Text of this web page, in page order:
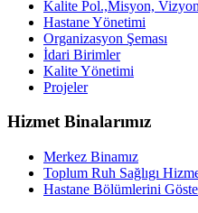
Kalite Pol.,Misyon,
Hastane Yönetimi
Organizasyon Şeması
İdari Birimler
Kalite Yönetimi
Projeler
Hizmet Binalarımız
Merkez Binamız
Toplum Ruh Sağlıgı
Hastane Bölümlerini